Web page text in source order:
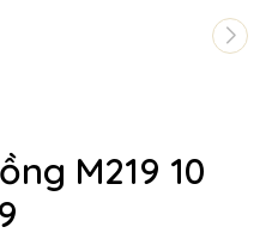
M219 10